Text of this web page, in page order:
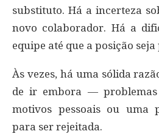
substituto. Há a incerteza
novo colaborador. Há a
equipe até que a posição
Às vezes, há uma sólida
de ir embora — problemas
motivos pessoais ou uma
para ser rejeitada.